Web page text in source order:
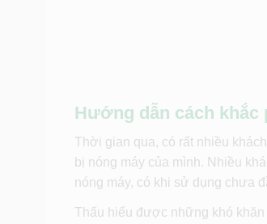
Hướng dẫn cách khắc
Thời gian qua, có rất nhiều
bị nóng máy của mình. Nhiều
nóng máy, có khi sử dụng chưa
Thấu hiểu được những khó khăn